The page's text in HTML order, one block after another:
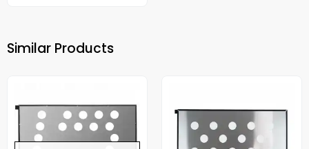
Similar Products